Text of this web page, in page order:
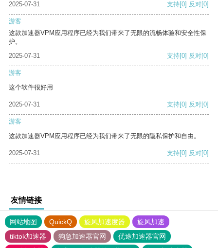
2025-07-31
支持[0] 反对[0]
游客
这款加速器VPM应用程序已经为我们带来了无限的流畅体验和安全性保
护。
2025-07-31
支持[0] 反对[0]
游客
这个软件很好用
2025-07-31 支持[0] 反对[0]
游客
这款加速器VPM应用程序已经为我们带来了无限的隐私保护和自由。
2025-07-31 支持[0] 反对[0]
友情链接
网站地图 QuickQ 旋风加速度器
旋风加速
tiktok加速器
狗急加速器官网
优途加速器官网